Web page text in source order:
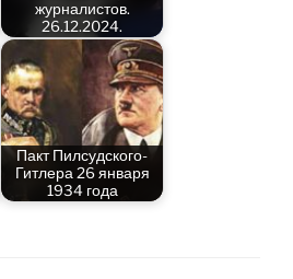
журналистов.
26.12.2024.
Пакт Пилсудского-
Гитлера 26 января
1934 года